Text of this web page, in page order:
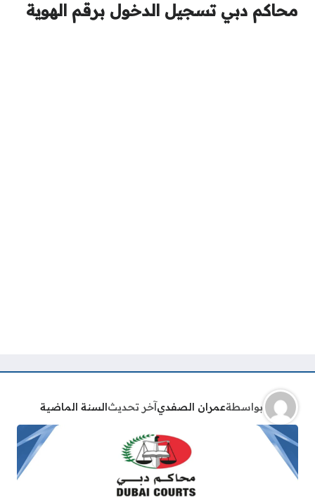
محاكم دبي تسجيل الدخول برقم الهوية
بواسطةعمران الصفديآخر تحديثالسنة الماضية